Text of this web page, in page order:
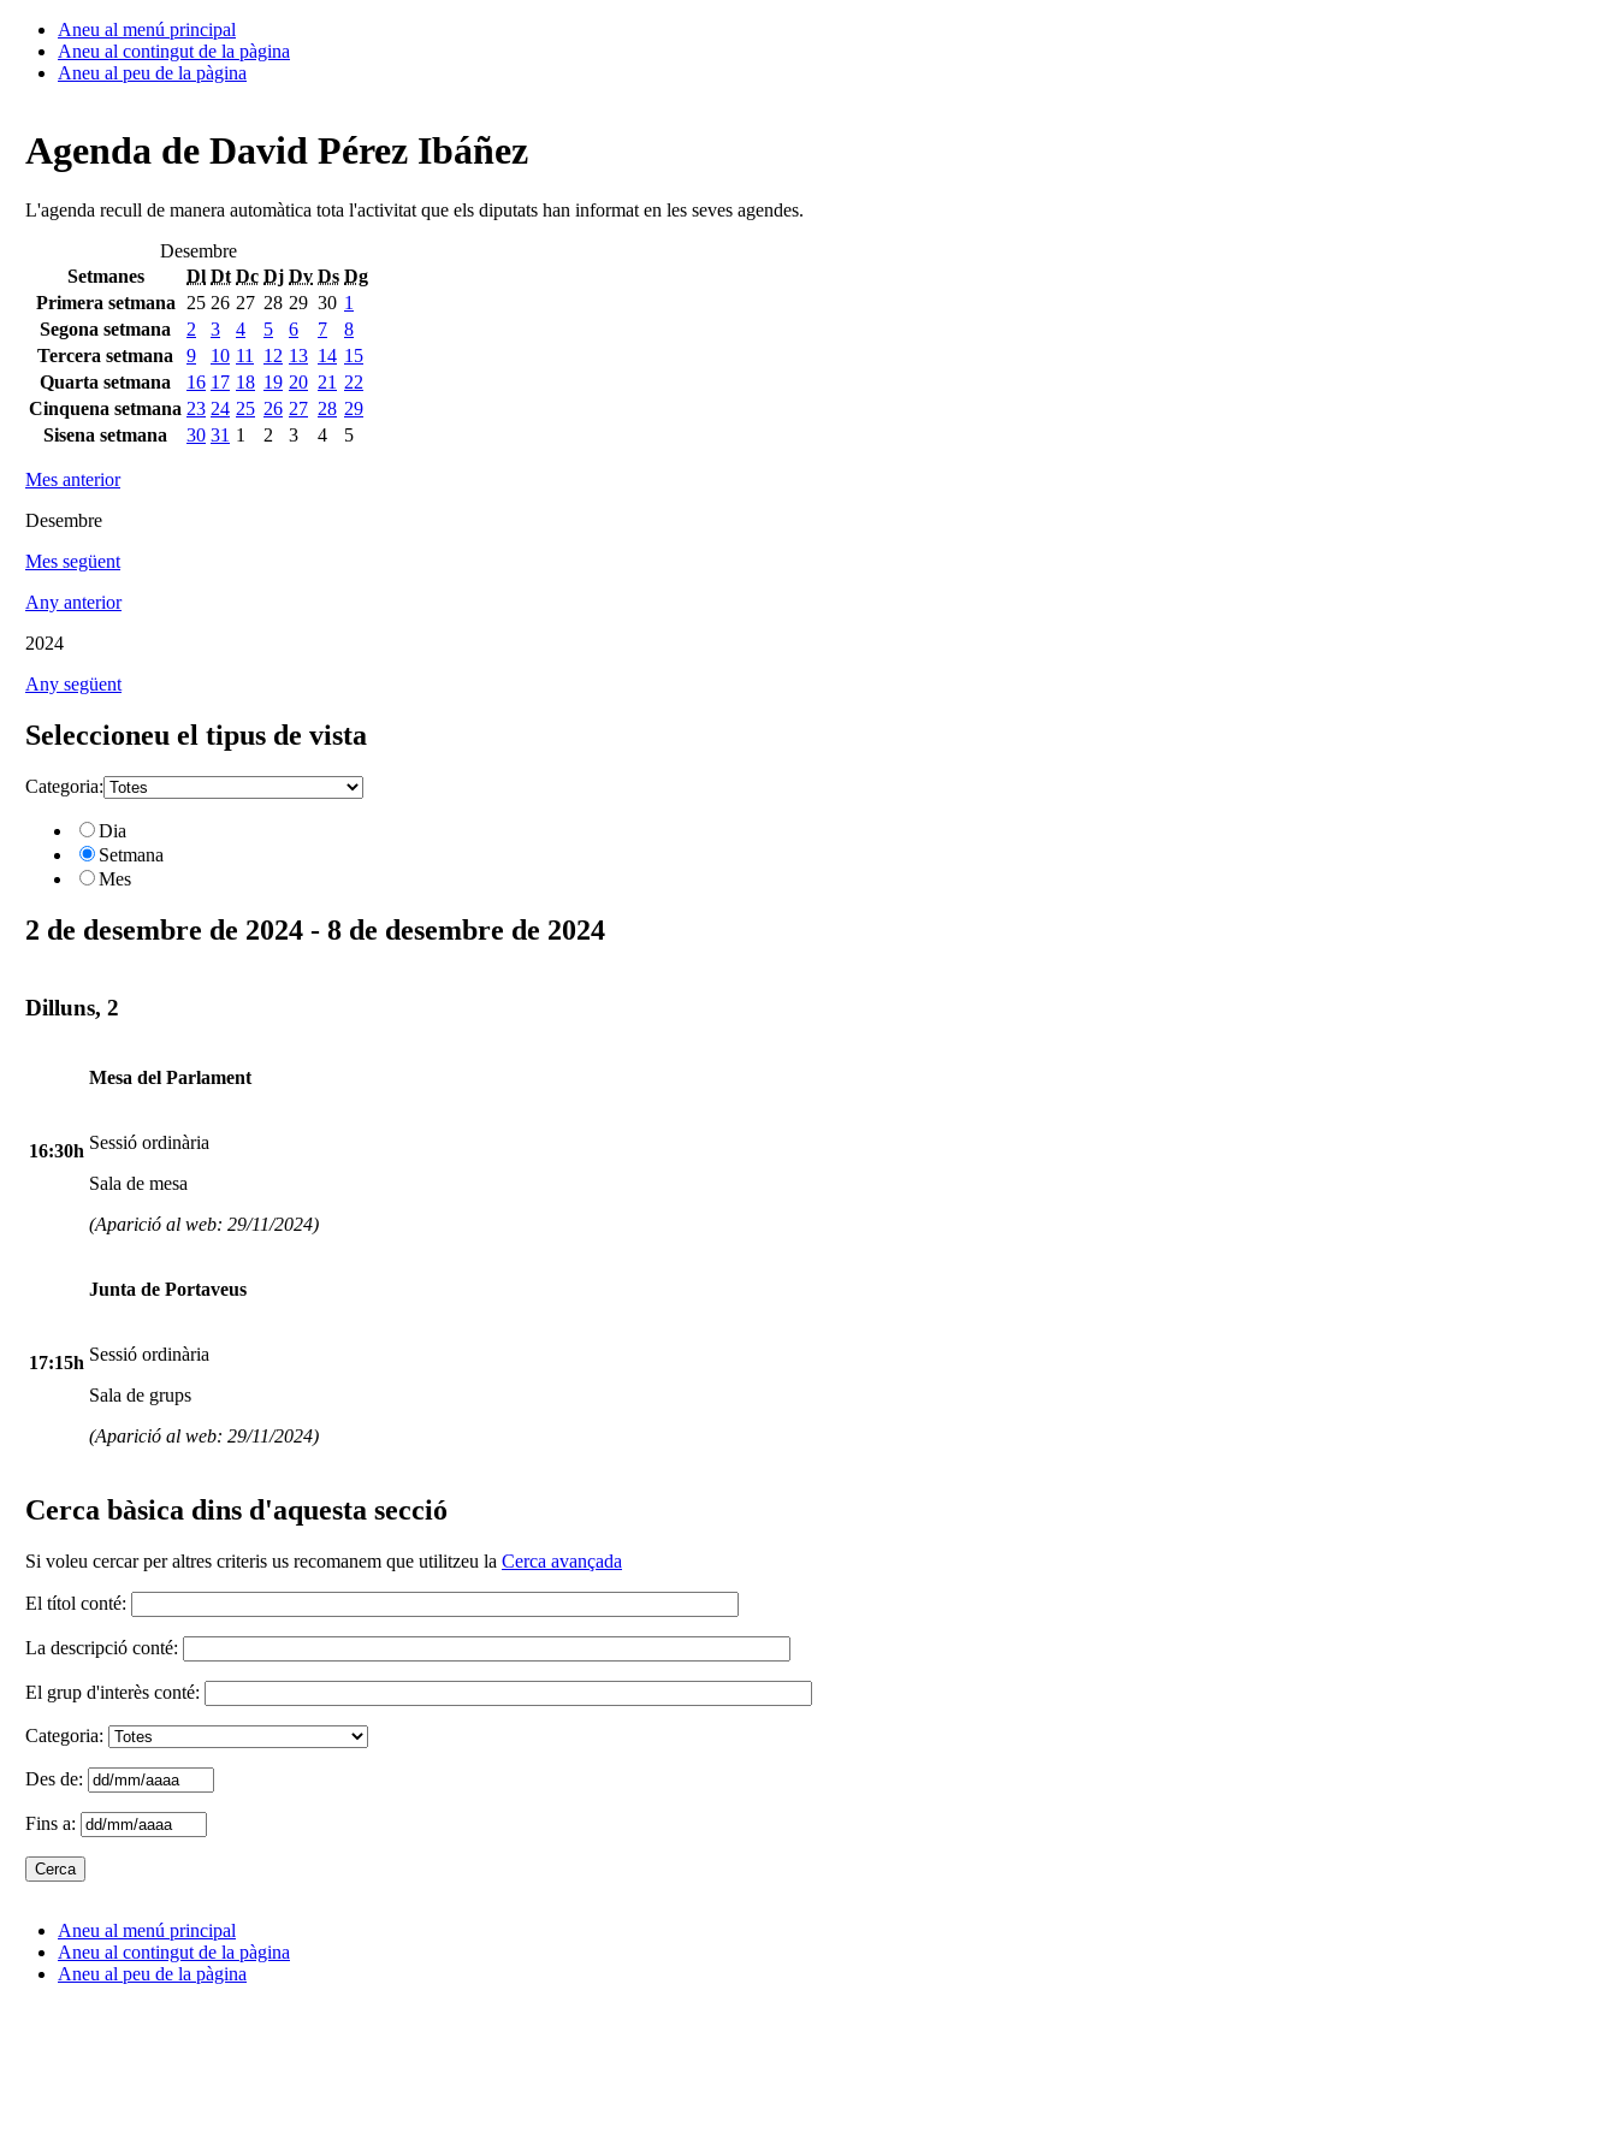
Aneu al menú principal
Aneu al contingut de la pàgina
Aneu al peu de la pàgina
Agenda de David Pérez Ibáñez
L'agenda recull de manera automàtica tota l'activitat que els diputats han informat en les seves agendes.
Desembre
Setmanes
Dl Dt Dc Dj Dv Ds Dg
Primera setmana
25 26 27 28 29 30 1
Segona setmana
2 3 4 5 6 7
8
Tercera setmana
9 10 11 12 13 14 15
Quarta setmana
16 17 18 19 20 21 22
Cinquena setmana 23 24 25 26 27 28 29
Sisena setmana
30 31 1 2 3 4 5
Mes anterior
Desembre
Mes següent
Any anterior
2024
Any següent
Seleccioneu el tipus de vista
Categoria:
Dia
Setmana
Mes
2 de desembre de 2024 - 8 de desembre de 2024
Dilluns, 2
16:30h
Mesa del Parlament
Sessió ordinària
Sala de mesa
(Aparició al web: 29/11/2024)
17:15h
Junta de Portaveus
Sessió ordinària
Sala de grups
(Aparició al web: 29/11/2024)
Cerca bàsica dins d'aquesta secció
Si voleu cercar per altres criteris us recomanem que utilitzeu la Cerca avançada
El títol conté:
La descripció conté:
El grup d'interès conté:
Categoria:
Des de:
Fins a:
Aneu al menú principal
Aneu al contingut de la pàgina
Aneu al peu de la pàgina